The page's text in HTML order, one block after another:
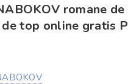
romane de
top online gratis